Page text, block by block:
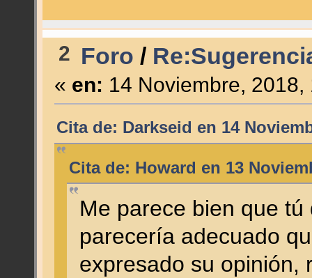
2 Foro /
« en: 14 Noviembre, 2018,
Cita de: Darkseid en 14
Cita de: Howard en 13
Me parece bien que
parecería adecuado
expresado su opinión,